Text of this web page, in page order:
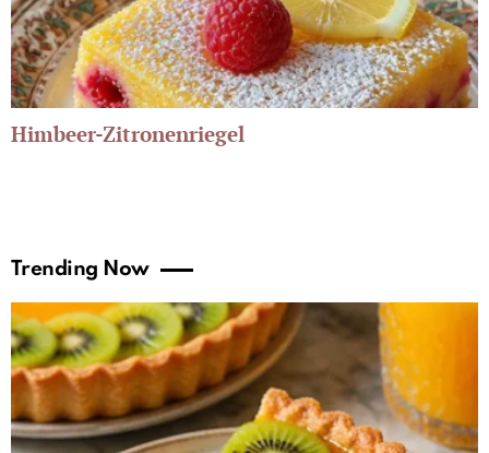
Himbeer-Zitronenriegel
Trending Now